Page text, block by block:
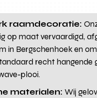
raamdecoratie:
op maat vervaardigd,
in Bergschenhoek en
recht hangende
plooi.
materialen: Wij